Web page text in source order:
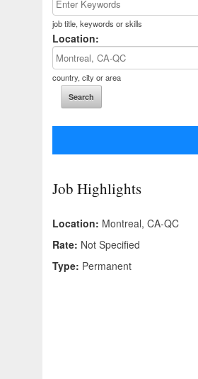
job title, keywords or skills
Location:
country, city or area
Job Highlights
Location: Montreal, CA-QC
Rate: Not Specified
Type: Permanent